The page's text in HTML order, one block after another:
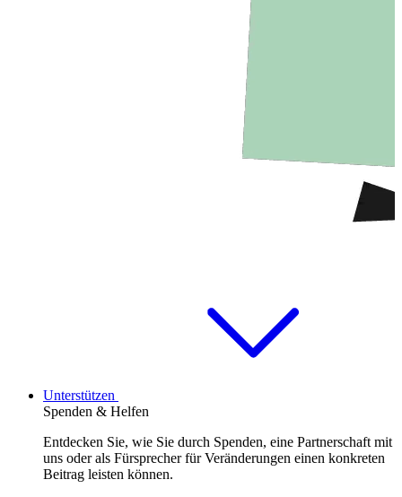
Unterstützen
Spenden & Helfen
Entdecken Sie, wie Sie durch Spenden, eine Partnerschaft mit
uns oder als Fürsprecher für Veränderungen einen konkreten
Beitrag leisten können.